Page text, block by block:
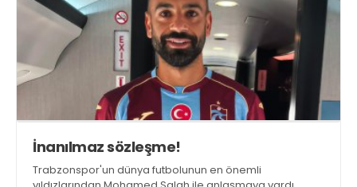
İnanılmaz sözleşme!
Trabzonspor'un dünya futbolunun en önemli